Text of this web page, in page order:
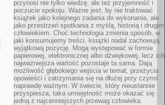
przynosi nie tylko wiedzę, ale też przyjemność i
poczucie spokoju. Ważne jest, by nie traktować
książek jako kolejnego zadania do wykonania, ale
jako przestrzeń spotkania z myślą, historią i drugim
człowiekiem. Choć technologia zmienia sposób, w
jaki konsumujemy treści, książki nadal zachowują
wyjątkową pozycję. Mogą występować w formie
papierowej, elektronicznej albo dźwiękowej, lecz ich
najważniejsza wartość pozostaje ta sama. Dają
możliwość głębokiego wejścia w temat, przeżycia
opowieści i zatrzymania się na dłużej przy czymś
naprawdę ważnym. W świecie, który nieustannie
przyspiesza, taka umiejętność może okazać się
jedną z najcenniejszych przewag człowieka.